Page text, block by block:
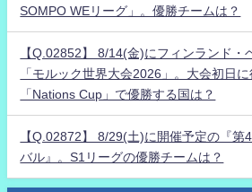
SOMPO WEリーグ」。優勝チームは？
【Q.02852】 8/14(金)にフィンランド・
「モルック世界大会2026」。大会初日
「Nations Cup」で優勝する国は？
【Q.02872】 8/29(土)に開催予定の『第
バル』。S1リーグの優勝チームは？